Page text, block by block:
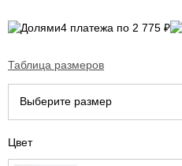
4 платежа по 2 775 ₽
Таблица размеров
Выберите размер
Цвет